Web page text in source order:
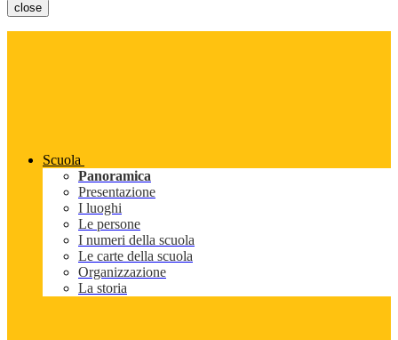
close
Scuola
Panoramica
Presentazione
I luoghi
Le persone
I numeri della scuola
Le carte della scuola
Organizzazione
La storia